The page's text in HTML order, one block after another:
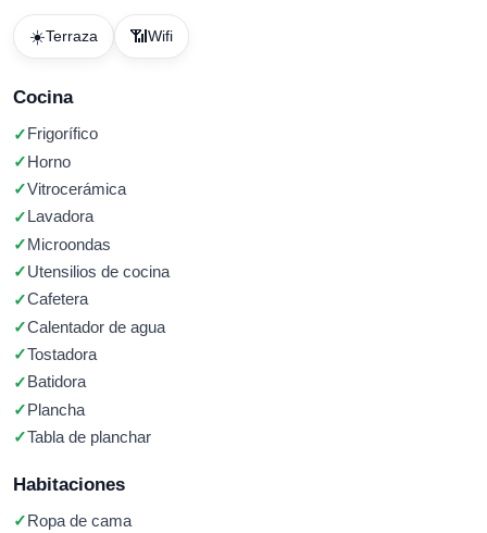
☀️Terraza 📶 Wifi
Cocina
Frigorífico
Horno
Vitrocerámica
Lavadora
Microondas
Utensilios de cocina
Cafetera
Calentador de agua
Tostadora
Batidora
Plancha
Tabla de planchar
Habitaciones
Ropa de cama